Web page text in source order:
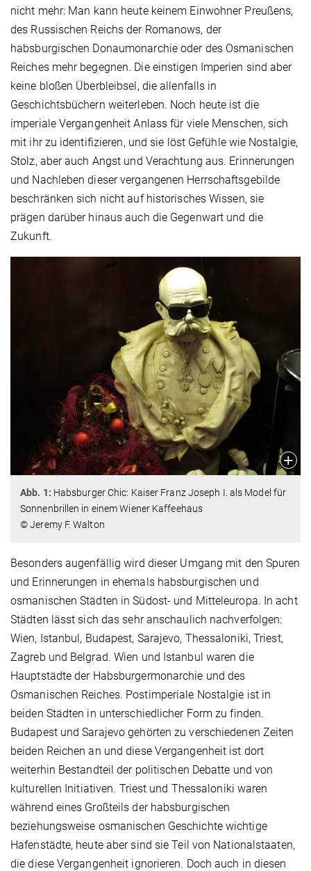
nicht mehr: Man kann heute keinem Einwohner Preußens,
des Russischen Reichs der Romanows, der
habsburgischen Donaumonarchie oder des Osmanischen
Reiches mehr begegnen. Die einstigen Imperien sind aber
keine bloßen Überbleibsel, die allenfalls in
Geschichtsbüchern weiterleben. Noch heute ist die
imperiale Vergangenheit Anlass für viele Menschen, sich
mit ihr zu identifizieren, und sie löst Gefühle wie Nostalgie,
Stolz, aber auch Angst und Verachtung aus. Erinnerungen
und Nachleben dieser vergangenen Herrschaftsgebilde
beschränken sich nicht auf historisches Wissen, sie
prägen darüber hinaus auch die Gegenwart und die
Zukunft.
Abb. 1: Habsburger Chic: Kaiser Franz Joseph I. als Model für
Sonnenbrillen in einem Wiener Kaffeehaus
© Jeremy F. Walton
Besonders augenfällig wird dieser Umgang mit den Spuren
und Erinnerungen in ehemals habsburgischen und
osmanischen Städten in Südost- und Mitteleuropa. In acht
Städten lässt sich das sehr anschaulich nachverfolgen:
Wien, Istanbul, Budapest, Sarajevo, Thessaloniki, Triest,
Zagreb und Belgrad. Wien und Istanbul waren die
Hauptstädte der Habsburgermonarchie und des
Osmanischen Reiches. Postimperiale Nostalgie ist in
beiden Städten in unterschiedlicher Form zu finden.
Budapest und Sarajevo gehörten zu verschiedenen Zeiten
beiden Reichen an und diese Vergangenheit ist dort
weiterhin Bestandteil der politischen Debatte und von
kulturellen Initiativen. Triest und Thessaloniki waren
während eines Großteils der habsburgischen
beziehungsweise osmanischen Geschichte wichtige
Hafenstädte, heute aber sind sie Teil von Nationalstaaten,
die diese Vergangenheit ignorieren. Doch auch in diesen